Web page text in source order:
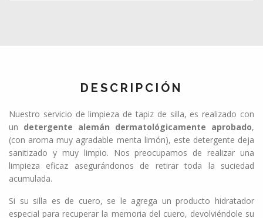
DESCRIPCIÓN
Nuestro servicio de limpieza de tapiz de silla, es realizado con
un detergente alemán dermatológicamente aprobado,
(con aroma muy agradable menta limón), este detergente deja
sanitizado y muy limpio. Nos preocupamos de realizar una
limpieza eficaz asegurándonos de retirar toda la suciedad
acumulada.
Si su silla es de cuero, se le agrega un producto hidratador
especial para recuperar la memoria del cuero, devolviéndole su